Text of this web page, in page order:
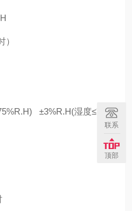
±3%R.H(湿度≤75%
联系
顶部